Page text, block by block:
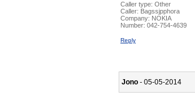
Caller type: Other
Caller: Bagssjpphora
Company: NOKIA
Number: 042-754-4639
Reply
Jono - 05-05-2014